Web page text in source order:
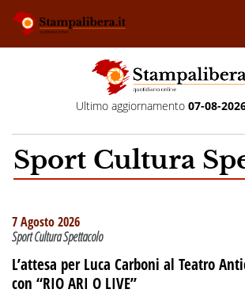
Ultimo aggiornamento 07-08-
Sport Cultura
7 Agosto 2026
Sport Cultura Spettacolo
L’attesa per Luca Carboni al Teatro
con “RIO ARI O LIVE”